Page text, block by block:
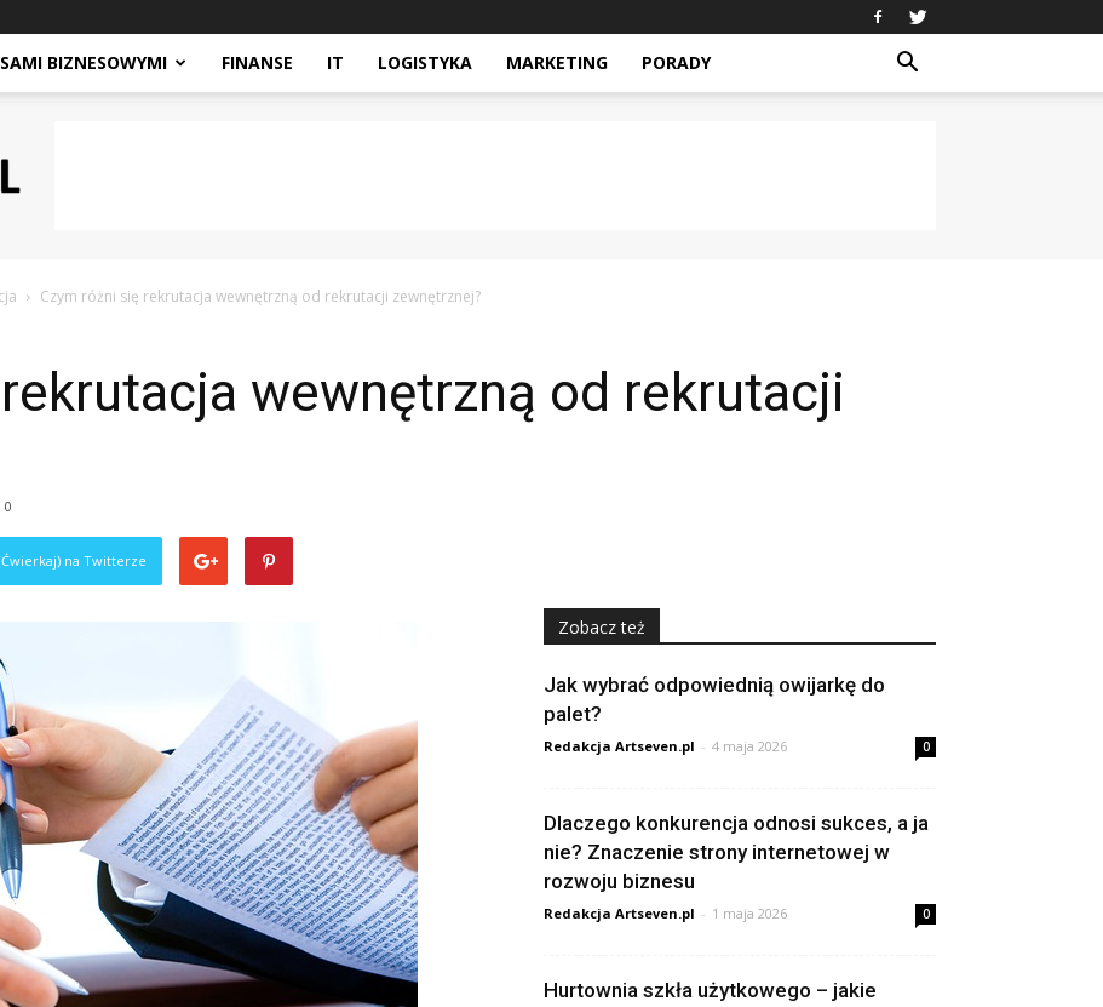
BIZNESOWYMI FINANSE IT LOGISTYKA MARKETING PORADY
Czym różni się rekrutacja wewnętrzną od rekrutacji zewnętrznej?
wewnętrzną od rekrutacji
0
na Twitterze
Zobacz też
Jak wybrać odpowiednią owijarkę do
palet?
Redakcja Artseven.pl - 4 maja 2026 0
Dlaczego konkurencja odnosi sukces, a ja
nie? Znaczenie strony internetowej w
rozwoju biznesu
Redakcja Artseven.pl - 1 maja 2026 0
Hurtownia szkła użytkowego – jakie